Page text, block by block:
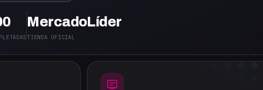
MercadoLíder
TIENDA OFICIAL